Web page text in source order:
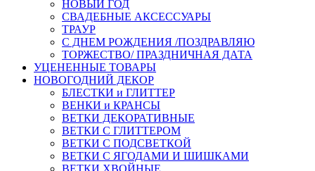
НОВЫЙ ГОД
СВАДЕБНЫЕ АКСЕССУАРЫ
ТРАУР
С ДНЕМ РОЖДЕНИЯ /ПОЗДРАВЛЯЮ
ТОРЖЕСТВО/ ПРАЗДНИЧНАЯ ДАТА
УЦЕНЕННЫЕ ТОВАРЫ
НОВОГОДНИЙ ДЕКОР
БЛЕСТКИ и ГЛИТТЕР
ВЕНКИ и КРАНСЫ
ВЕТКИ ДЕКОРАТИВНЫЕ
ВЕТКИ С ГЛИТТЕРОМ
ВЕТКИ С ПОДСВЕТКОЙ
ВЕТКИ С ЯГОДАМИ И ШИШКАМИ
ВЕТКИ ХВОЙНЫЕ